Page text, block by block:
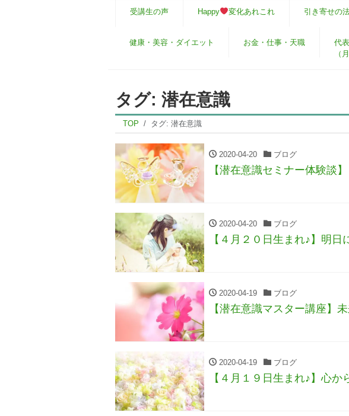
受講生の声 Happy 変化あれこれ 引き寄せの
健康・美容・ダイエット お金・仕事・天職
代
（
タグ: 潜在意識
TOP タグ: 潜在意識
2020-04-20 ブログ
【潜在意識セミナー体験談
2020-04-20 ブログ
【４月２０日生まれ♪】明
2020-04-19 ブログ
【潜在意識マスター講座】
2020-04-19 ブログ
【４月１９日生まれ♪】心